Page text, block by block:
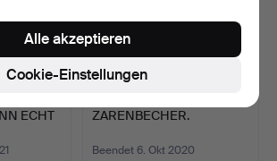
ECHT
ZARENBECHER.
Beendet 6. Okt 2020
Cookie-Einstellungen
Alle akzeptieren